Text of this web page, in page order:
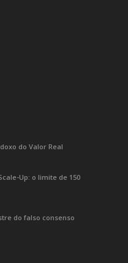
do Valor Real
Up: o limite de 150
do falso consenso